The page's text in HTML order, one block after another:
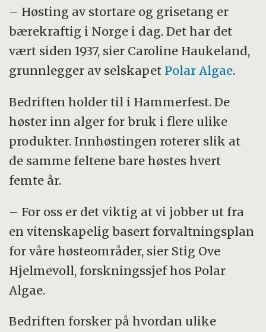
– Høsting av stortare og grisetang er
bærekraftig i Norge i dag. Det har det
vært siden 1937, sier Caroline Haukeland,
grunnlegger av selskapet Polar Algae.
Bedriften holder til i Hammerfest. De
høster inn alger for bruk i flere ulike
produkter. Innhøstingen roterer slik at
de samme feltene bare høstes hvert
femte år.
– For oss er det viktig at vi jobber ut fra
en vitenskapelig basert forvaltningsplan
for våre høsteområder, sier Stig Ove
Hjelmevoll, forskningssjef hos Polar
Algae.
Bedriften forsker på hvordan ulike